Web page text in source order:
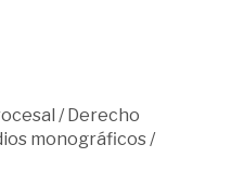
/Derecho
monográficos /